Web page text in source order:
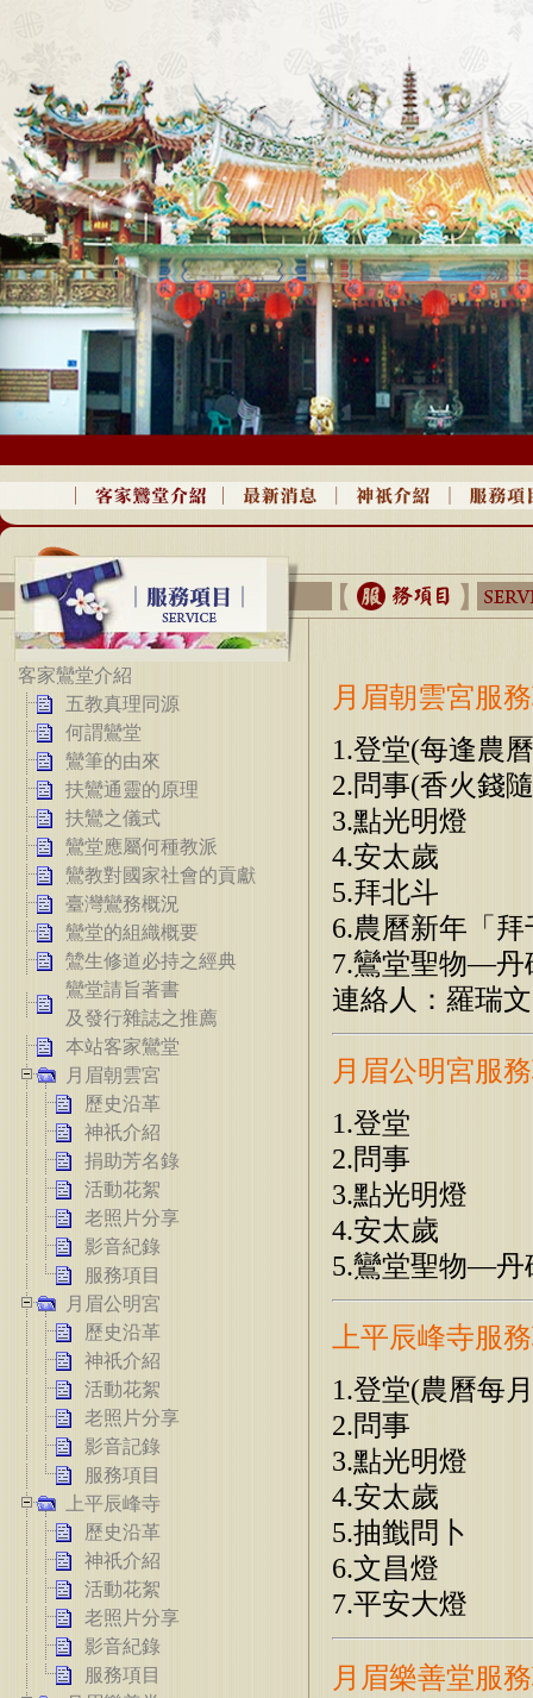
客家鸞堂介紹
五教真理同源
何謂鸞堂
鸞筆的由來
扶鸞通靈的原理
扶鸞之儀式
鸞堂應屬何種教派
鸞教對國家社會的貢獻
臺灣鸞務概況
鸞堂的組織概要
鷥生修道必持之經典
鸞堂請旨著書
及發行雜誌之推薦
本站客家鸞堂
月眉朝雲宮
歷史沿革
神祇介紹
捐助芳名錄
活動花絮
老照片分享
影音紀錄
服務項目
月眉公明宮
歷史沿革
神祇介紹
活動花絮
老照片分享
影音記錄
服務項目
上平辰峰寺
歷史沿革
神祇介紹
活動花絮
老照片分享
影音紀錄
服務項目
月眉朝雲宮服
1.登堂(每逢農
2.問事(香火錢
3.點光明燈
4.安太歲
5.拜北斗
6.農曆新年「
7.鸞堂聖物—丹
連絡人：羅瑞文
月眉公明宮服
1.登堂
2.問事
3.點光明燈
4.安太歲
5.鸞堂聖物—丹
上平辰峰寺服
1.登堂(農曆每
2.問事
3.點光明燈
4.安太歲
5.抽韱問卜
6.文昌燈
7.平安大燈
月眉樂善堂服